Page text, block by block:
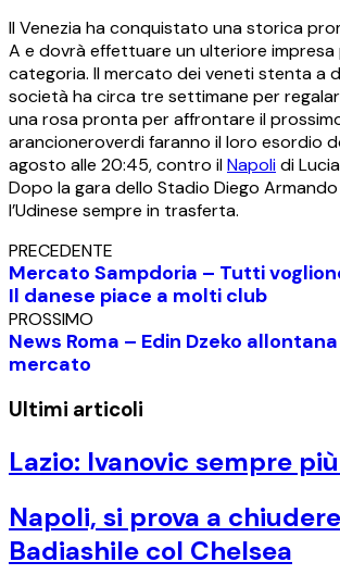
Il Venezia ha conquistato una storica
A e dovrà effettuare un ulteriore
categoria. Il mercato dei veneti stenta a
società ha circa tre settimane per
una rosa pronta per affrontare il
arancioneroverdi faranno il loro esordio
agosto alle 20:45, contro ilNapolidi
Dopo la gara dello Stadio Diego
l’Udinese sempre in trasferta.
PRECEDENTE
Mercato Sampdoria – Tutti
Il danese piace a molti club
PROSSIMO
News Roma – Edin Dzeko
mercato
Ultimi articoli
Lazio: Ivanovic sempre
Napoli, si prova a
Badiashile col Chelsea